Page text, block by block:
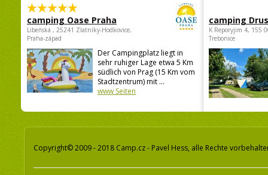
camping Oase Praha
Libeňská , 25241 Zlatníky-Hodkovice,
Praha-západ
Der Campingplatz liegt in
sehr ruhiger Lage etwa 5 Km
südlich von Prag (15 Km vom
Stadtzentrum) mit ...
www Seiten
camping
K Reporyjim 4, 155
Trebonice
Copyright© 2009 - 2018 Camp.cz - Pavel Hess, alle Rechte